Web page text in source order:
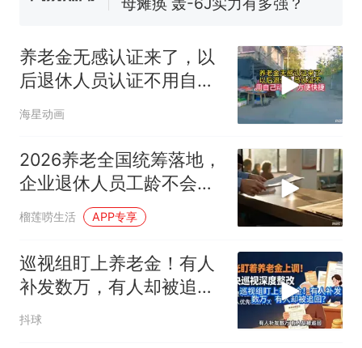
电力部门回应
台风"白海豚"登陆 中心附近最
大风力14级
十多万人报名的考试，成绩
养老金无感认证来了，以
后退休人员认证不用自己
海星动画
2026养老全国统筹落地，
企业退休人员工龄不会批
量重算
榴莲唠生活 APP专享
巡视组盯上养老金！有人
补发数万，有人却被追
回？
抖球